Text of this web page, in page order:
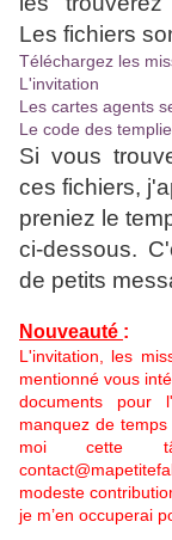
Les fichiers
Téléchargez les
L'invitation
Les cartes agents
Le code des
Si vous
ces fichiers,
preniez le
ci-dessous.
de petits
Nouveauté :
L'invitation, les
mentionné vous
documents pour
manquez de
moi cette
modeste
je m’en occuperai